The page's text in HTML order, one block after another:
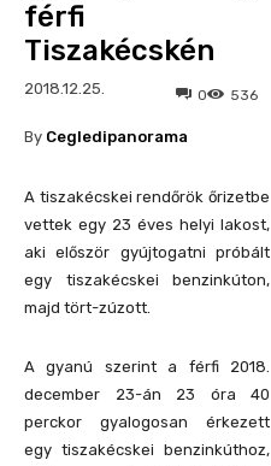
férfi
Tiszakécskén
2018.12.25. 536
0
By Cegledipanorama
A tiszakécskei rendőrök őrizetbe
vettek egy 23 éves helyi lakost,
aki először gyújtogatni próbált
egy tiszakécskei benzinkúton,
majd tört-zúzott.
A gyanú szerint a férfi 2018.
december 23-án 23 óra 40
perckor gyalogosan érkezett
egy tiszakécskei benzinkúthoz,